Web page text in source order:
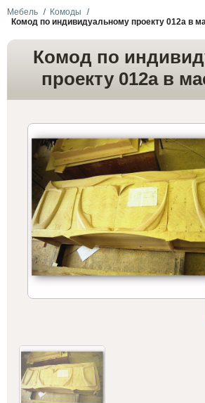
Мебель
Комоды
Комод по индивидуальному проекту 012а в
Комод по
проекту 012а в